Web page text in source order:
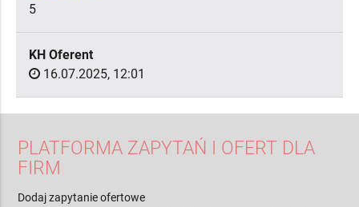
5
KH Oferent
16.07.2025, 12:01
PLATFORMA ZAPYTAŃ I OFERT DLA
FIRM
Dodaj zapytanie ofertowe